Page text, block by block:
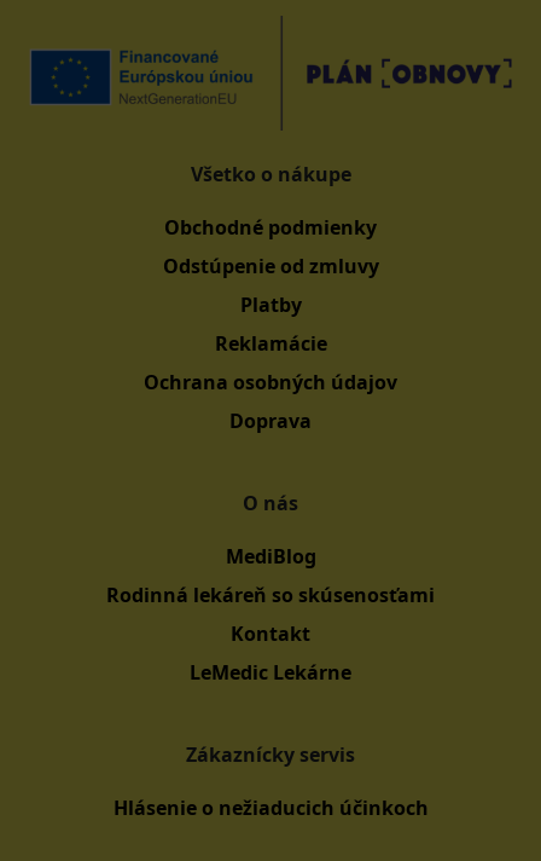
Všetko o nákupe
Obchodné podmienky
Odstúpenie od zmluvy
Platby
Reklamácie
Ochrana osobných údajov
Doprava
O nás
MediBlog
Rodinná lekáreň so skúsenosťami
Kontakt
LeMedic Lekárne
Zákaznícky servis
Hlásenie o nežiaducich účinkoch